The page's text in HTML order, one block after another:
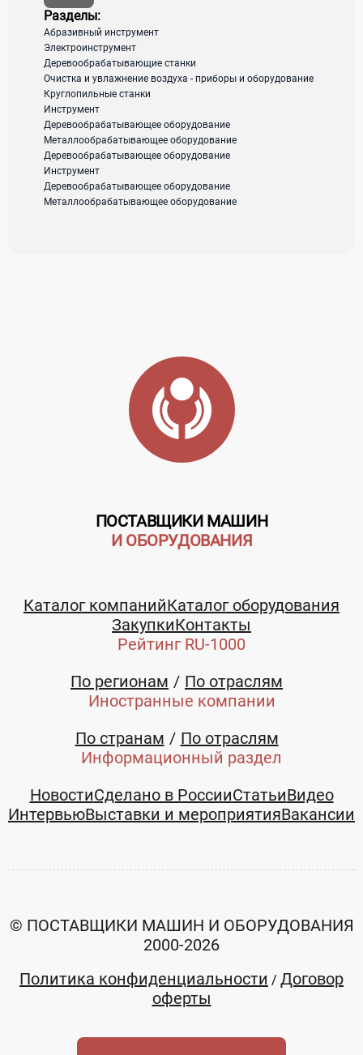
загрузка карты...
fm@wegoma.biz
Заказать
область
Wegoma
указана
древесины
KS2400
Цена не
указана
Разделы:
Абразивный инструмент
Электроинструмент
Деревообрабатывающие станки
Очистка и увлажнение воздуха - приборы и оборудование
Круглопильные станки
Инструмент
Деревообрабатывающее оборудование
Металлообрабатывающее оборудование
Деревообрабатывающее оборудование
Инструмент
Деревообрабатывающее оборудование
Металлообрабатывающее оборудование
ПОСТАВЩИКИ МАШИН
И ОБОРУДОВАНИЯ
Каталог компанийКаталог оборудования
ЗакупкиКонтакты
Рейтинг RU-1000
По регионам
По отраслям
Иностранные компании
По странам
По отраслям
Информационный раздел
НовостиСделано в РоссииСтатьиВидео
ИнтервьюВыставки и мероприятияВакансии
© ПОСТАВЩИКИ МАШИН И ОБОРУДОВАНИЯ
2000-2026
Политика конфиденциальности / Договор
оферты